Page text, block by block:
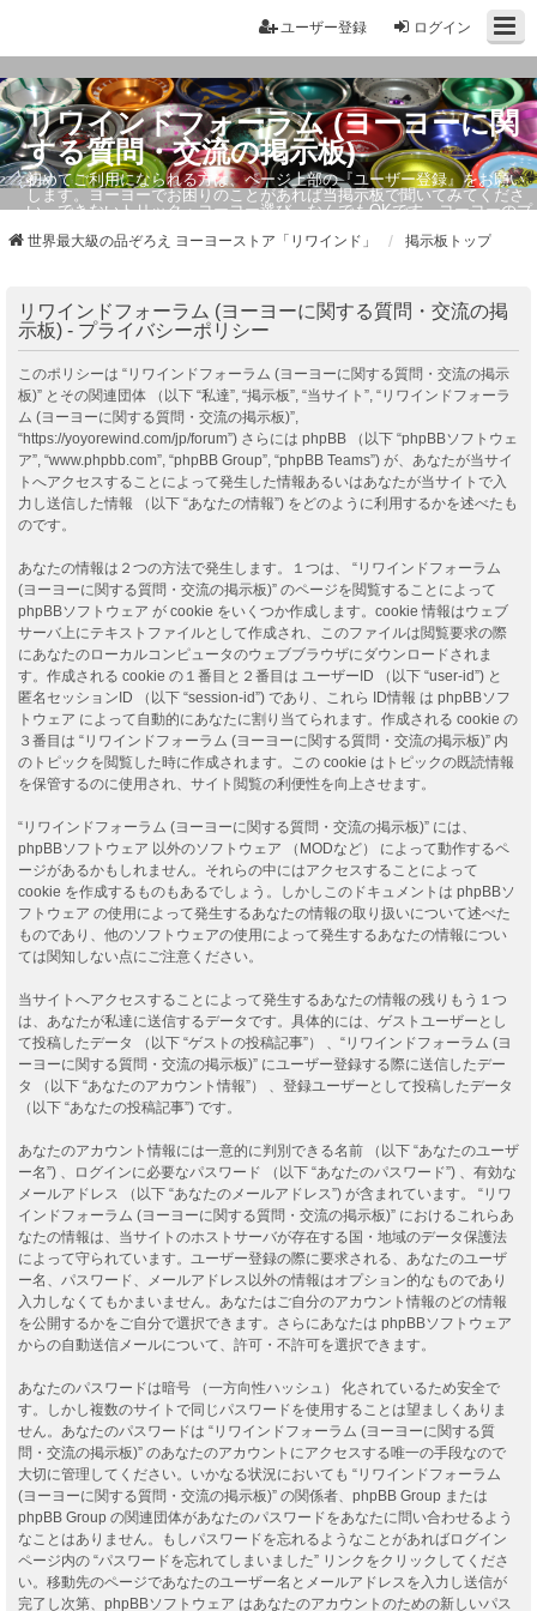
ログイン
ユーザー登録
リワインドフォーラム (ヨーヨーに関
する質問・交流の掲示板)
初めてご利用になられる方は、ページ上部の『ユーザー登録』をお願い
します。ヨーヨーでお困りのことがあれば当掲示板で聞いてみてくださ
い。できないトリック・ヨーヨー選び、なんでもOKです。ヨーヨーのプ
世界最大級の品ぞろえ ヨーヨーストア「リワインド」 掲示板トップ
リワインドフォーラム (ヨーヨーに関する質問・交流の掲
示板) - プライバシーポリシー
このポリシーは “リワインドフォーラム (ヨーヨーに関する質問・交流の掲示
板)” とその関連団体 （以下 “私達”, “掲示板”, “当サイト”, “リワインドフォーラ
ム (ヨーヨーに関する質問・交流の掲示板)”,
“https://yoyorewind.com/jp/forum”) さらには phpBB （以下 “phpBBソフトウェ
ア”, “www.phpbb.com”, “phpBB Group”, “phpBB Teams”) が、あなたが当サイ
トへアクセスすることによって発生した情報あるいはあなたが当サイトで入
力し送信した情報 （以下 “あなたの情報”) をどのように利用するかを述べたも
のです。
あなたの情報は２つの方法で発生します。１つは、 “リワインドフォーラム
(ヨーヨーに関する質問・交流の掲示板)” のページを閲覧することによって
phpBBソフトウェア が cookie をいくつか作成します。cookie 情報はウェブ
サーバ上にテキストファイルとして作成され、このファイルは閲覧要求の際
にあなたのローカルコンピュータのウェブブラウザにダウンロードされま
す。作成される cookie の１番目と２番目は ユーザーID （以下 “user-id”) と
匿名セッションID （以下 “session-id”) であり、これら ID情報 は phpBBソフ
トウェア によって自動的にあなたに割り当てられます。作成される cookie の
３番目は “リワインドフォーラム (ヨーヨーに関する質問・交流の掲示板)” 内
のトピックを閲覧した時に作成されます。この cookie はトピックの既読情報
を保管するのに使用され、サイト閲覧の利便性を向上させます。
“リワインドフォーラム (ヨーヨーに関する質問・交流の掲示板)” には、
phpBBソフトウェア 以外のソフトウェア （MODなど） によって動作するペ
ージがあるかもしれません。それらの中にはアクセスすることによって
cookie を作成するものもあるでしょう。しかしこのドキュメントは phpBBソ
フトウェア の使用によって発生するあなたの情報の取り扱いについて述べた
ものであり、他のソフトウェアの使用によって発生するあなたの情報につい
ては関知しない点にご注意ください。
当サイトへアクセスすることによって発生するあなたの情報の残りもう１つ
は、あなたが私達に送信するデータです。具体的には、ゲストユーザーとし
て投稿したデータ （以下 “ゲストの投稿記事”） 、“リワインドフォーラム (ヨ
ーヨーに関する質問・交流の掲示板)” にユーザー登録する際に送信したデー
タ （以下 “あなたのアカウント情報”） 、登録ユーザーとして投稿したデータ
（以下 “あなたの投稿記事”) です。
あなたのアカウント情報には一意的に判別できる名前 （以下 “あなたのユーザ
ー名”) 、ログインに必要なパスワード （以下 “あなたのパスワード”) 、有効な
メールアドレス （以下 “あなたのメールアドレス”) が含まれています。 “リワ
インドフォーラム (ヨーヨーに関する質問・交流の掲示板)” におけるこれらあ
なたの情報は、当サイトのホストサーバが存在する国・地域のデータ保護法
によって守られています。ユーザー登録の際に要求される、あなたのユーザ
ー名、パスワード、メールアドレス以外の情報はオプション的なものであり
入力しなくてもかまいません。あなたはご自分のアカウント情報のどの情報
を公開するかをご自分で選択できます。さらにあなたは phpBBソフトウェア
からの自動送信メールについて、許可・不許可を選択できます。
あなたのパスワードは暗号 （一方向性ハッシュ） 化されているため安全で
す。しかし複数のサイトで同じパスワードを使用することは望ましくありま
せん。あなたのパスワードは “リワインドフォーラム (ヨーヨーに関する質
問・交流の掲示板)” のあなたのアカウントにアクセスする唯一の手段なので
大切に管理してください。いかなる状況においても “リワインドフォーラム
(ヨーヨーに関する質問・交流の掲示板)” の関係者、phpBB Group または
phpBB Group の関連団体があなたのパスワードをあなたに問い合わせるよう
なことはありません。もしパスワードを忘れるようなことがあればログイン
ページ内の “パスワードを忘れてしまいました” リンクをクリックしてくださ
い。移動先のページであなたのユーザー名とメールアドレスを入力し送信が
完了し次第、phpBBソフトウェア はあなたのアカウントのための新しいパス